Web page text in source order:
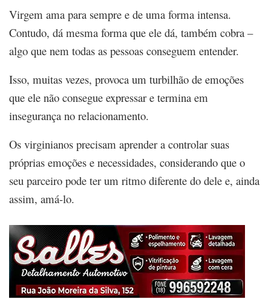
Virgem ama para sempre e de uma forma intensa.
Contudo, dá mesma forma que ele dá, também cobra –
algo que nem todas as pessoas conseguem entender.
Isso, muitas vezes, provoca um turbilhão de emoções
que ele não consegue expressar e termina em
insegurança no relacionamento.
Os virginianos precisam aprender a controlar suas
próprias emoções e necessidades, considerando que o
seu parceiro pode ter um ritmo diferente do dele e, ainda
assim, amá-lo.